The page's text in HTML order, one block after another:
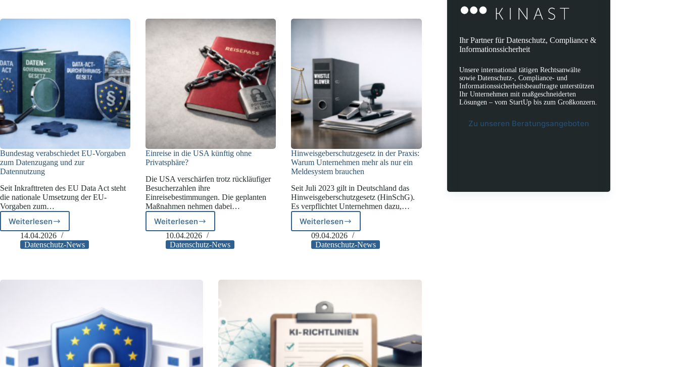
Trump-
Administration
stellt
Legislative
Framework
vor
Bundestag verabschiedet EU-Vorgaben
zum Datenzugang und zur
Datennutzung
Seit Inkrafttreten des EU Data Act steht
die nationale Umsetzung der EU-
Vorgaben zum…
WeiterlesenBundestag
verabschiedet
EU-
14.04.2026
Datenschutz-News
Einreise in die USA künftig ohne
Privatsphäre?
Die USA verschärfen trotz rückläufiger
Besucherzahlen ihre
Einreisebestimmungen. Die geplanten
Maßnahmen nehmen dabei…
Weiterlesen
Einreise
in
die
Privatsphäre?
10.04.2026
Datenschutz-News
Hinweisgeberschutzgesetz in der Praxis:
Warum Unternehmen mehr als nur ein
Meldesystem brauchen
Seit Juli 2023 gilt in Deutschland das
Hinweisgeberschutzgesetz (HinSchG).
Es verpflichtet Unternehmen dazu,…
WeiterlesenHinweisgeberschutzgesetz
in
der
nur
ein
Meldesystem
brauchen
09.04.2026
Datenschutz-News
Ihr Partner für Datenschutz, Compliance &
Informationssicherheit
Unsere international tätigen Rechtsanwälte
sowie Datenschutz-, Compliance- und
Informationssicherheitsbeauftragte unterstützen
Ihr Unternehmen mit maßgeschneiderten
Lösungen – vom StartUp bis zum Großkonzern.
Zu unseren Beratungsangeboten